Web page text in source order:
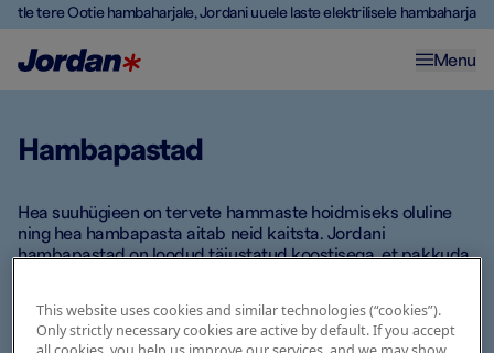
Ütle tere Ootie hambaharjale, Jordani uuele laste elektrilisele hambaharjale
Menu
Hambapastad
Hea suuhügieen on tervete hammaste hoidmiseks oluline
ning hea hambapasta aitab neid kaitsta. Jordani
hambapastad on loodud täiustatud koostisega, et pakkuda
lahendada erinevaid hammaste ja suutervisega seotud
probleeme. Pea meeles, et igaüks meist on erinev ning ka
This website uses cookies and similar technologies (“cookies”).
Only strictly necessary cookies are active by default. If you accept